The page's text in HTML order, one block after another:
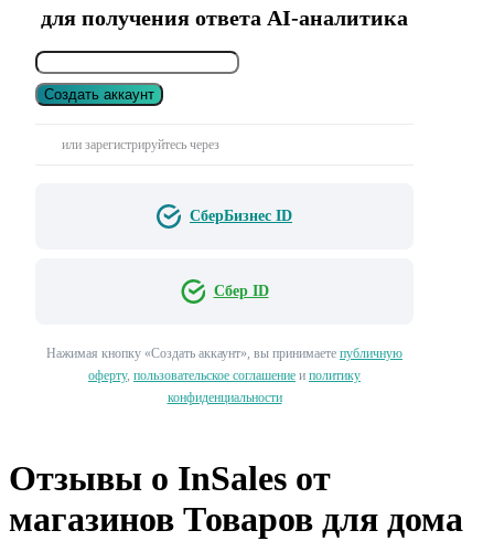
для получения ответа AI-аналитика
Создать аккаунт
или зарегистрируйтесь через
СберБизнес ID
Сбер ID
Нажимая кнопку «Создать аккаунт», вы принимаете публичную
оферту, пользовательское соглашение и политику
конфиденциальности
Отзывы о InSales от
магазинов Товаров для дома